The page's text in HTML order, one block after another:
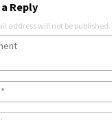
Reply
address will not be published.